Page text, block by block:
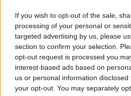
If you wish to opt-out of the sale,
processing of your personal or
targeted advertising by us, please
section to confirm your selection.
opt-out request is processed you
interest-based ads based on
us or personal information
your opt-out. You may separately
gość
Forum:Moda i styl życia
Stylo czarna, damska bluzka?
Widziałyście albo może